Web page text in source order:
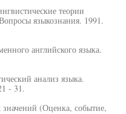
теории
языкознания. 1991.
английского языка.
анализ языка.
- 31.
(Оценка, событие,